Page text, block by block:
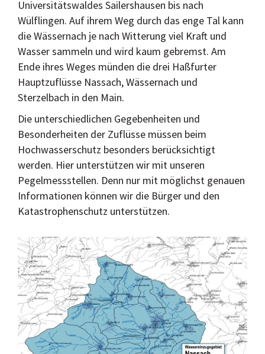
Universitätswaldes Sailershausen bis nach
Wülflingen. Auf ihrem Weg durch das enge Tal kann
die Wässernach je nach Witterung viel Kraft und
Wasser sammeln und wird kaum gebremst. Am
Ende ihres Weges münden die drei Haßfurter
Hauptzuflüsse Nassach, Wässernach und
Sterzelbach in den Main.
Die unterschiedlichen Gegebenheiten und
Besonderheiten der Zuflüsse müssen beim
Hochwasserschutz besonders berücksichtigt
werden. Hier unterstützen wir mit unseren
Pegelmessstellen. Denn nur mit möglichst genauen
Informationen können wir die Bürger und den
Katastrophenschutz unterstützen.